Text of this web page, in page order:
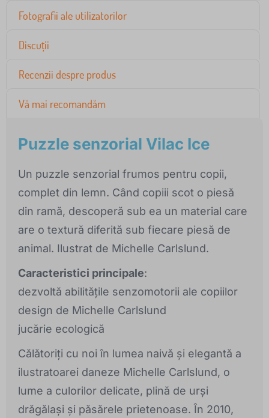
Fotografii ale utilizatorilor
Discuții
Recenzii despre produs
Vă mai recomandăm
Puzzle senzorial Vilac Ice
Un puzzle senzorial frumos pentru copii,
complet din lemn. Când copiii scot o piesă
din ramă, descoperă sub ea un material care
are o textură diferită sub fiecare piesă de
animal. Ilustrat de Michelle Carlslund.
Caracteristici principale:
dezvoltă abilitățile senzomotorii ale copiilor
design de Michelle Carlslund
jucărie ecologică
Călătoriți cu noi în lumea naivă și elegantă a
ilustratoarei daneze Michelle Carlslund, o
lume a culorilor delicate, plină de urși
drăgălași și păsărele prietenoase. În 2010,